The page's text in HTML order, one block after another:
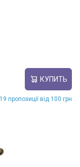
КУПИТЬ
пропозиції від 100 грн